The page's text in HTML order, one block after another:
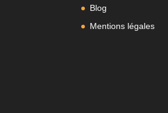
Blog
Mentions légales